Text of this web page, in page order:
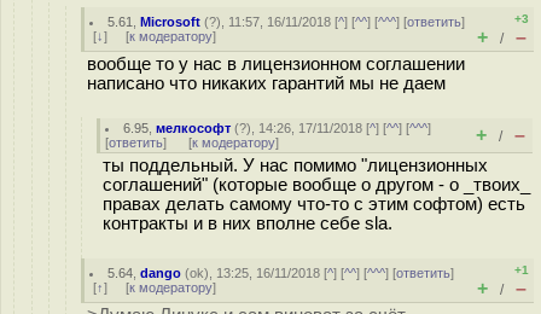
5.61 ,Microsoft (?), 11:57, 16/11/2018 [^] [^^] [^^^] [ответить]
[↓] [к модератору]
+3
+ / –
вообще то у наc в лицензионном соглашении
написано что никаких гарантий мы не даем
6.95 ,мелкософт (?), 14:26, 17/11/2018 [^] [^^] [^^^]
[ответить] [к модератору] + / –
ты поддельный. У нас помимо "лицензионных
соглашений" (которые вообще о другом - о _твоих_
правах делать самому что-то с этим софтом) есть
контракты и в них вполне себе sla.
5.64 ,dango (ok), 13:25, 16/11/2018 [^] [^^] [^^^] [ответить]
[↑] [к модератору]
+1
+ / –